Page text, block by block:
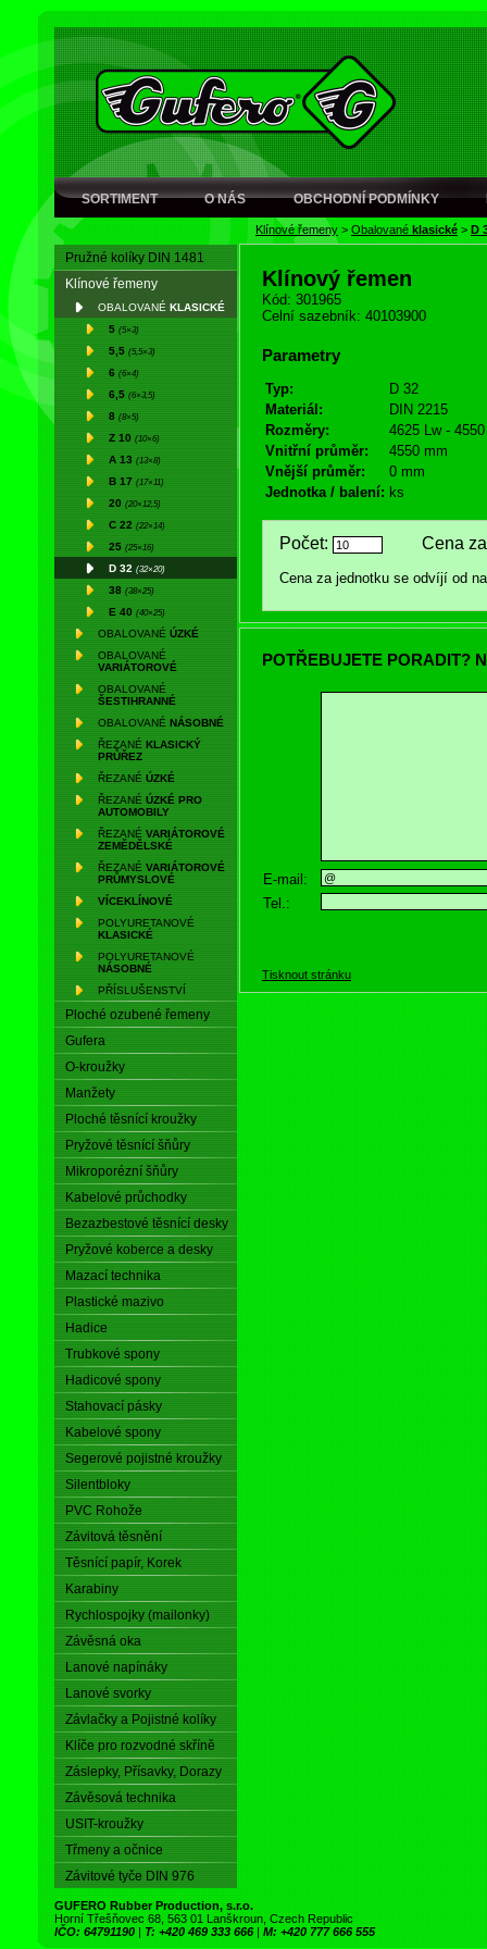
SORTIMENT O NÁS OBCHODNÍ PODMÍNKY
Klínové řemeny > Obalované klasické > D
Pružné kolíky DIN 1481
Klínové řemeny
OBALOVANÉ KLASICKÉ
5 (5×3)
5,5 (5,5×3)
6 (6×4)
6,5 (6×3,5)
8 (8×5)
Z 10 (10×6)
A 13 (13×8)
B 17 (17×11)
20 (20×12,5)
C 22 (22×14)
25 (25×16)
D 32 (32×20)
38 (38×25)
E 40 (40×25)
OBALOVANÉ ÚZKÉ
OBALOVANÉ
VARIÁTOROVÉ
OBALOVANÉ
ŠESTIHRANNÉ
OBALOVANÉ NÁSOBNÉ
ŘEZANÉ KLASICKÝ
PRŮŘEZ
ŘEZANÉ ÚZKÉ
ŘEZANÉ ÚZKÉ PRO
AUTOMOBILY
ŘEZANÉ VARIÁTOROVÉ
ZEMĚDĚLSKÉ
ŘEZANÉ VARIÁTOROVÉ
PRŮMYSLOVÉ
VÍCEKLÍNOVÉ
POLYURETANOVÉ
KLASICKÉ
POLYURETANOVÉ
NÁSOBNÉ
PŘÍSLUŠENSTVÍ
Ploché ozubené řemeny
Gufera
O-kroužky
Manžety
Ploché těsnící kroužky
Pryžové těsnící šňůry
Mikroporézní šňůry
Kabelové průchodky
Bezazbestové těsnící desky
Pryžové koberce a desky
Mazací technika
Plastické mazivo
Hadice
Trubkové spony
Hadicové spony
Stahovací pásky
Kabelové spony
Segerové pojistné kroužky
Silentbloky
PVC Rohože
Závitová těsnění
Těsnící papír, Korek
Karabiny
Rychlospojky (mailonky)
Závěsná oka
Lanové napínáky
Lanové svorky
Závlačky a Pojistné kolíky
Klíče pro rozvodné skříně
Záslepky, Přísavky, Dorazy
Závěsová technika
USIT-kroužky
Třmeny a očnice
Závitové tyče DIN 976
Klínový řemen
Kód: 301965
Celní sazebník: 40103900
Parametry
Typ:
D 32
Materiál:
DIN 2215
Rozměry:
4625 Lw -
Vnitřní průměr:
4550 mm
Vnější průměr:
0 mm
Jednotka / balení: ks
Počet: Cena za
Cena za jednotku se odvíjí od
POTŘEBUJETE PORADIT?
E-mail:
Tel.:
Tisknout stránku
GUFERO Rubber Production, s.r.o.
Horní Třešňovec 68, 563 01 Lanškroun, Czech Republic
IČO: 64791190 | T: +420 469 333 666 | M: +420 777 666 555